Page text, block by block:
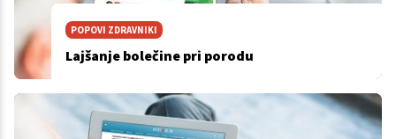
POPOVI ZDRAVNIKI
Lajšanje bolečine pri porodu